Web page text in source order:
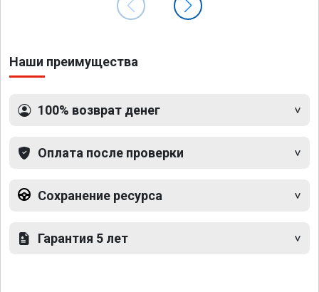
Наши преимущества
100% возврат денег
Оплата после проверки
Сохранение ресурса
Гарантия 5 лет